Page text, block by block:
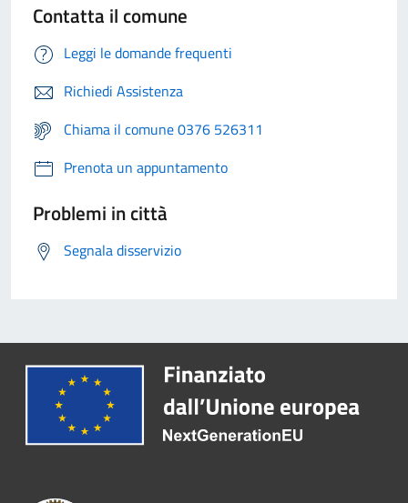
Contatta il comune
Leggi le domande frequenti
Richiedi Assistenza
Chiama il comune 0376 526311
Prenota un appuntamento
Problemi in città
Segnala disservizio